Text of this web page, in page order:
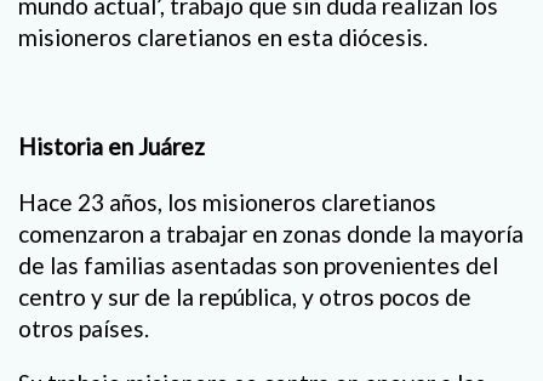
misioneros claretianos en esta diócesis.
Historia en Juárez
Hace 23 años, los misioneros claretianos
comenzaron a trabajar en zonas donde la mayoría
de las familias asentadas son provenientes del
centro y sur de la república, y otros pocos de
otros países.